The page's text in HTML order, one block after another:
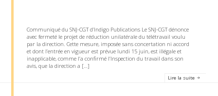
Communiqué du SNJ-CGT d’Indigo Publications Le SNJ-CGT dénonce
avec fermeté le projet de réduction unilatérale du télétravail voulu
par la direction. Cette mesure, imposée sans concertation ni accord
et dont l’entrée en vigueur est prévue lundi 15 juin, est illégale et
inapplicable, comme l’a confirmé l’Inspection du travail dans son
avis, que la direction a […]
Lire la suite